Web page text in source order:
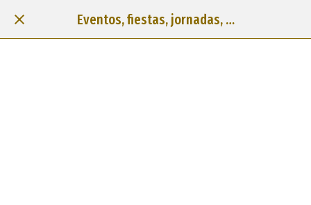
Eventos, fiestas, jornadas, …